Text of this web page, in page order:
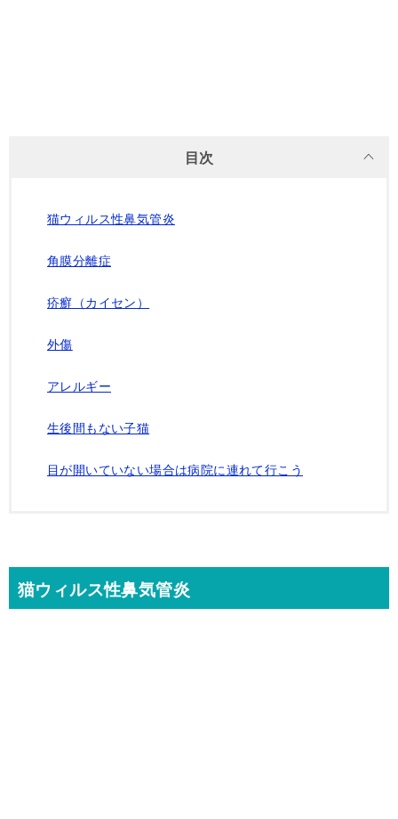
目次
猫ウィルス性鼻気管炎
角膜分離症
疥癬（カイセン）
外傷
アレルギー
生後間もない子猫
目が開いていない場合は病院に連れて行こう
猫ウィルス性鼻気管炎